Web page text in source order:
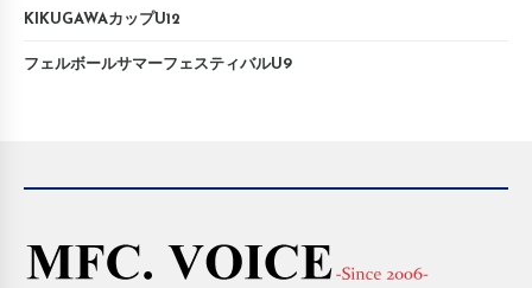
KIKUGAWAカップU12
フェルボールサマーフェスティバルU9